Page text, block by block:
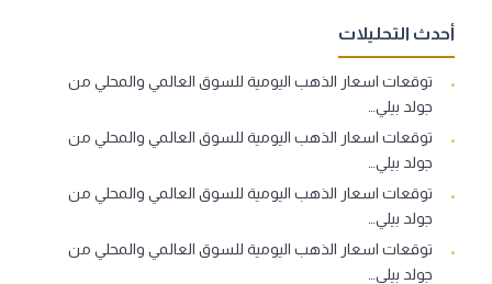
أحدث التحليلات
توقعات اسعار الذهب اليومية للسوق العالمي والمحلي من
جولد بيلي…
توقعات اسعار الذهب اليومية للسوق العالمي والمحلي من
جولد بيلي…
توقعات اسعار الذهب اليومية للسوق العالمي والمحلي من
جولد بيلي…
توقعات اسعار الذهب اليومية للسوق العالمي والمحلي من
جولد بيلي…